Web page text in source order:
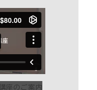
座のご案内